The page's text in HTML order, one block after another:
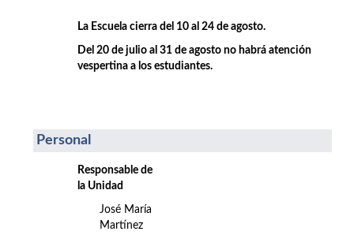
La Escuela cierra del 10 al 24 de agosto.
Del 20 de julio al 31 de agosto no habrá atención
vespertina a los estudiantes.
Personal
Responsable de
la Unidad
José María
Martínez